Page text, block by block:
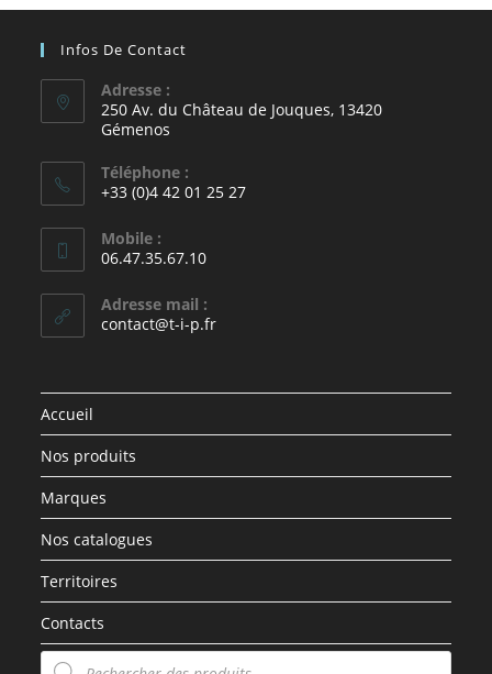
Infos De Contact
Adresse :
250 Av. du Château de Jouques, 13420
Gémenos
Téléphone :
+33 (0)4 42 01 25 27
Mobile :
06.47.35.67.10
Adresse mail :
contact@t-i-p.fr
Accueil
Nos produits
Marques
Nos catalogues
Territoires
Contacts
Recherche